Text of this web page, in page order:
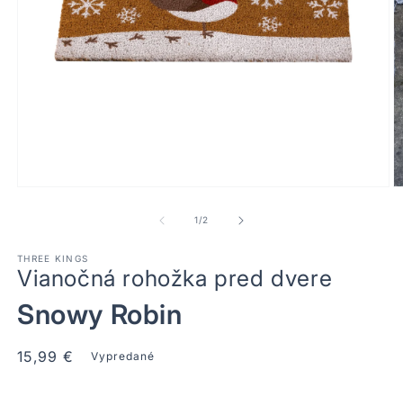
okne
1/z2
THREE KINGS
Vianočná rohožka pred dvere
Snowy Robin
Normálna
15,99 € Vypredané